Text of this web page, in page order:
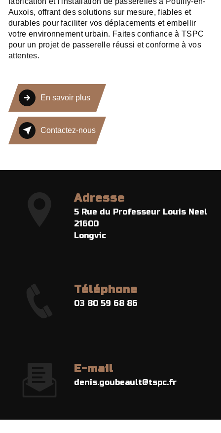
Auxois, offrant des solutions sur mesure, fiables et
durables pour faciliter vos déplacements et embellir
votre environnement urbain. Faites confiance à TSPC
pour un projet de passerelle réussi et conforme à vos
attentes.
En savoir plus
Contactez-nous
Adresse
5 Rue du Professeur Louis Neel
21600
Longvic
Téléphone
03 80 59 68 86
E-mail
denis.goubeault@tspc.fr